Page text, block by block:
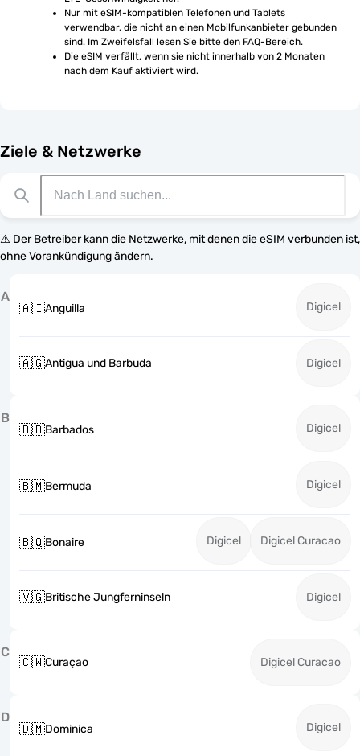
Nur mit eSIM-kompatiblen Telefonen und Tablets
verwendbar, die nicht an einen Mobilfunkanbieter gebunden
sind. Im Zweifelsfall lesen Sie bitte den FAQ-Bereich.
Die eSIM verfällt, wenn sie nicht innerhalb von 2 Monaten
nach dem Kauf aktiviert wird.
Ziele & Netzwerke
⚠️ Der Betreiber kann die Netzwerke, mit denen die eSIM verbunden ist,
ohne Vorankündigung ändern.
A
🇦🇮Anguilla Digicel
🇦🇬Antigua und Barbuda Digicel
B
🇧🇧Barbados Digicel
🇧🇲Bermuda Digicel
🇧🇶Bonaire Digicel Digicel Curacao
🇻🇬Britische Jungferninseln Digicel
C
🇨🇼Curaçao Digicel Curacao
D
🇩🇲Dominica Digicel